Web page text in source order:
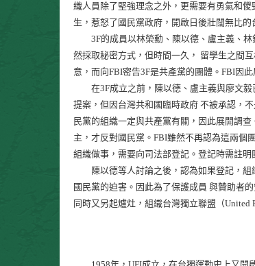
織人員除了堅強理念之外，更需要有勇氣和儍
生，惹怒了國民黨政府，開啟日後壯闊無比的
3F的成員以林榮勳、陳以德、盧主義、林
然採取秘密方式，但時間一久， 留學生之間
意，而向FBI密告3F是共產黨的團體。FBI因
在3F成立之前，陳以德、盧主義與廖文毅
提案，但因台灣共和國臨時政府 不被承認，
民黨的組織一定與共產黨有關，因此展開調
主，才反對國民黨。FBI雖然不再認為這兩個
組織做事，需要向司法部登記。登記時需註
陳以德等人討論之後，認為如果登記，組
國民黨的迫害。因此為了保護成員 與贊助者
同時又另起爐灶，組織台灣獨立聯盟（United